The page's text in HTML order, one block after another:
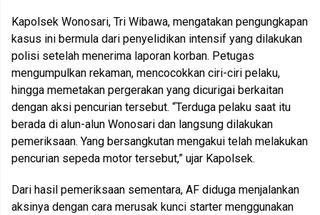
Kapolsek Wonosari, Tri Wibawa, mengatakan pengungkapan
kasus ini bermula dari penyelidikan intensif yang dilakukan
polisi setelah menerima laporan korban. Petugas
mengumpulkan rekaman, mencocokkan ciri-ciri pelaku,
hingga memetakan pergerakan yang dicurigai berkaitan
dengan aksi pencurian tersebut. “Terduga pelaku saat itu
berada di alun-alun Wonosari dan langsung dilakukan
pemeriksaan. Yang bersangkutan mengakui telah melakukan
pencurian sepeda motor tersebut,” ujar Kapolsek.
Dari hasil pemeriksaan sementara, AF diduga menjalankan
aksinya dengan cara merusak kunci starter menggunakan